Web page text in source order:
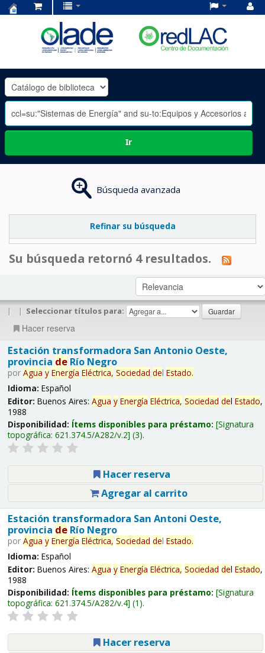
OLADE
-
Ir
Búsqueda avanzada
Refinar su búsqueda
Su búsqueda retornó 4 resultados.
| | Seleccionar títulos para:
Hacer reserva
Estación transformadora San Antonio Oeste,
provincia deRío Negro
por Agua y Energía Eléctrica, Sociedad del Estado.
Idioma: Español
Editor: Buenos Aires: Agua y Energía Eléctrica, Sociedad del Estado,
1988
Disponibilidad: Ítems disponibles para préstamo: Signatura
topográfica: 621.374.5/A282/v.2 (3).
Hacer reserva
Agregar al carrito
Estación transformadora San Antoni Oeste,
provincia deRío Negro
por Agua y Energía Eléctrica, Sociedad del Estado.
Idioma: Español
Editor: Buenos Aires: Agua y Energía Eléctrica, Sociedad del Estado,
1988
Disponibilidad: Ítems disponibles para préstamo: Signatura
topográfica: 621.374.5/A282/v.4 (1).
Hacer reserva